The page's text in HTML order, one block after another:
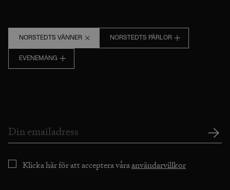
NORSTEDTS VÄNNER NORSTEDTS PÄRLOR
EVENEMANG
Klicka här för att acceptera våraanvändarvillkor